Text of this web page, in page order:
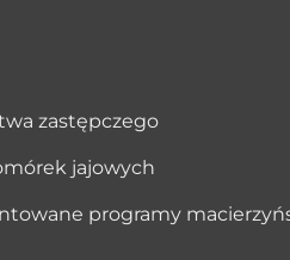
zastępczego
jajowych
programy